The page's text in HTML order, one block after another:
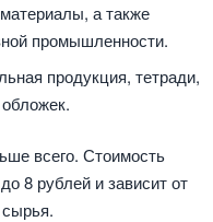
а также
промышленности.
продукция, тетради,
всего. Стоимость
8 рублей и зависит от
сырья.